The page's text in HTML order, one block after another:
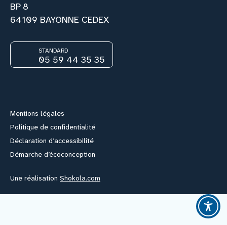
Nous rejoindre
Vous former
Espace agent
Faire un don
Contact
BP 8
64109 BAYONNE CEDEX
STANDARD
05 59 44 35 35
Mentions légales
Politique de confidentialité
Déclaration d’accessibilité
Démarche d’écoconception
Une réalisation Shokola.com